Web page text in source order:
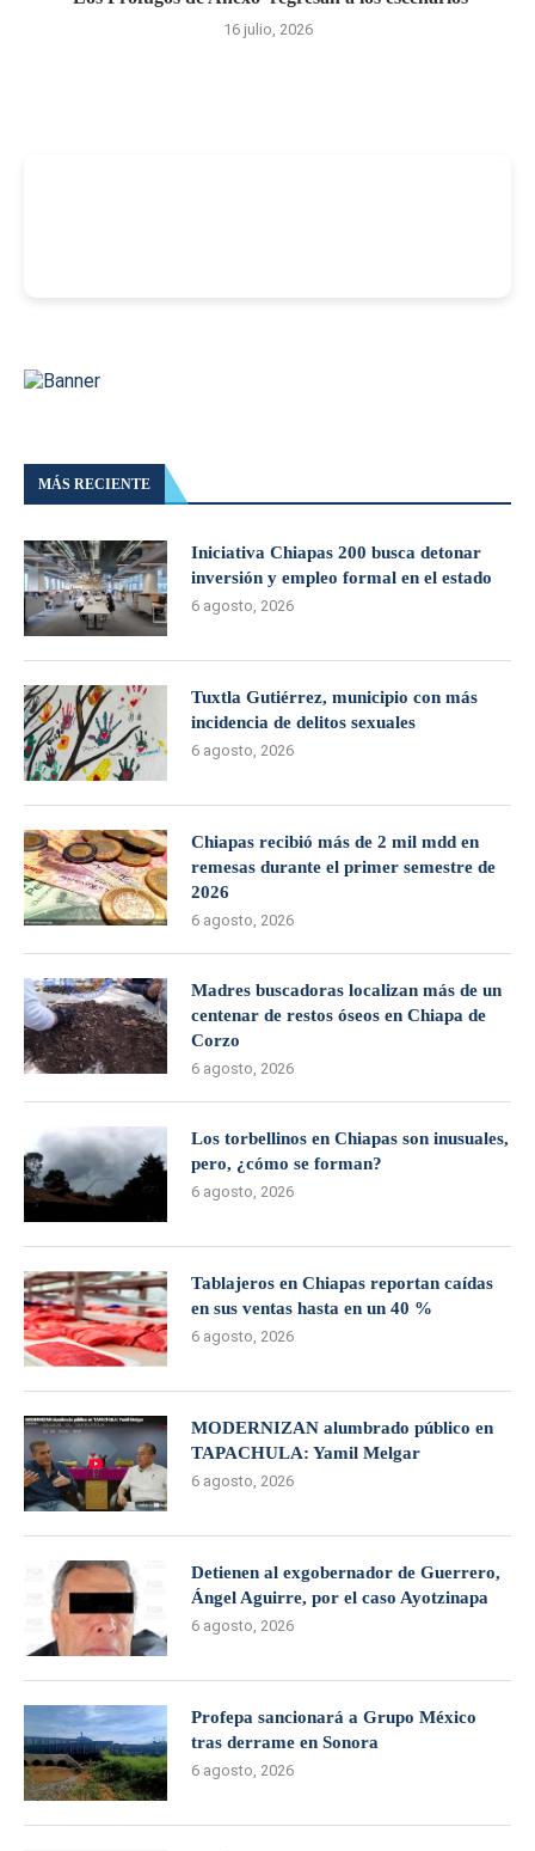
16 julio, 2026
MÁS RECIENTE
Iniciativa Chiapas 200 busca detonar
inversión y empleo formal en el estado
6 agosto, 2026
Tuxtla Gutiérrez, municipio con más
incidencia de delitos sexuales
6 agosto, 2026
Chiapas recibió más de 2 mil mdd en
remesas durante el primer semestre de
2026
6 agosto, 2026
Madres buscadoras localizan más de un
centenar de restos óseos en Chiapa de
Corzo
6 agosto, 2026
Los torbellinos en Chiapas son inusuales,
pero, ¿cómo se forman?
6 agosto, 2026
Tablajeros en Chiapas reportan caídas
en sus ventas hasta en un 40 %
6 agosto, 2026
MODERNIZAN alumbrado público en
TAPACHULA: Yamil Melgar
6 agosto, 2026
Detienen al exgobernador de Guerrero,
Ángel Aguirre, por el caso Ayotzinapa
6 agosto, 2026
Profepa sancionará a Grupo México
tras derrame en Sonora
6 agosto, 2026